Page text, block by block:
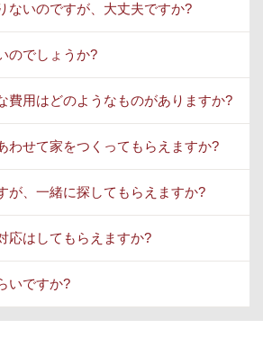
ないのですが、大丈夫ですか?
のでしょうか?
費用はどのようなものがありますか?
わせて家をつくってもらえますか?
が、一緒に探してもらえますか?
応はしてもらえますか?
いですか?